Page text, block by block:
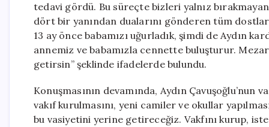
tedavi gördü. Bu süreçte bizleri yalnız
dört bir yanından dualarını gönderen tüm
13 ay önce babamızı uğurladık, şimdi de Aydın
annemiz ve babamızla cennette buluşturur.
getirsin” şeklinde ifadelerde bulundu.
Konuşmasının devamında, Aydın Çavuşoğlu’nun
vakıf kurulmasını, yeni camiler ve okullar
bu vasiyetini yerine getireceğiz. Vakfını kurup,